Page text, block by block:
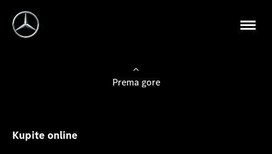
Prema gore
Kupite online